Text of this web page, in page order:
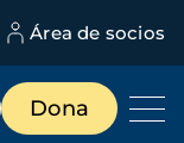
Área de socios
Dona